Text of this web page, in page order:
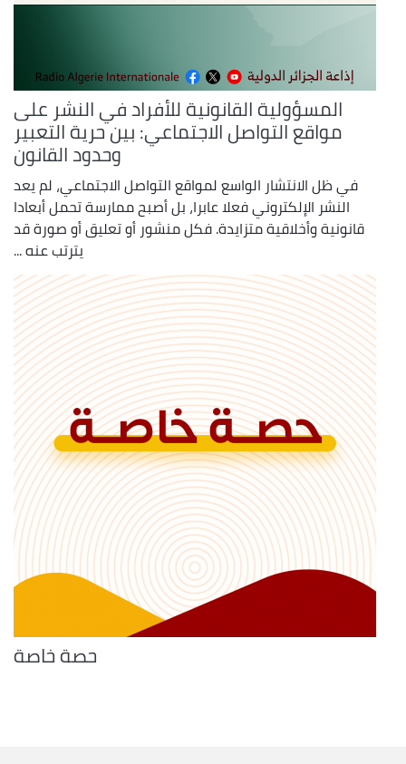
المسؤولية القانونية للأفراد في النشر على
مواقع التواصل الاجتماعي: بين حرية التعبير
وحدود القانون
في ظل الانتشار الواسع لمواقع التواصل الاجتماعي، لم يعد
النشر الإلكتروني فعلا عابرا، بل أصبح ممارسة تحمل أبعادا
قانونية وأخلاقية متزايدة. فكل منشور أو تعليق أو صورة قد
يترتب عنه ...
حصة خاصة